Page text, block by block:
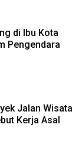
di Ibu Kota
Pengendara
Jalan Wisata
Kerja Asal